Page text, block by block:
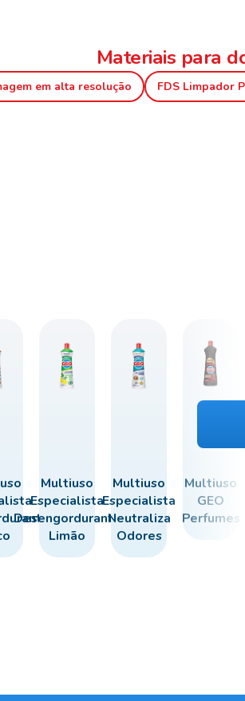
Materiais para
em alta resolução FDS Limpador
Multiuso
Especialista
Desengordurante
Limão
Multiuso
Especialista
Neutraliza
Odores
Multiuso
GEO
Perfumes